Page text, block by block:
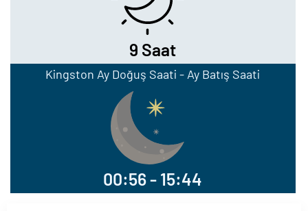
9 Saat
Kingston Ay Doğuş Saati - Ay Batış Saati
00:56 - 15:44